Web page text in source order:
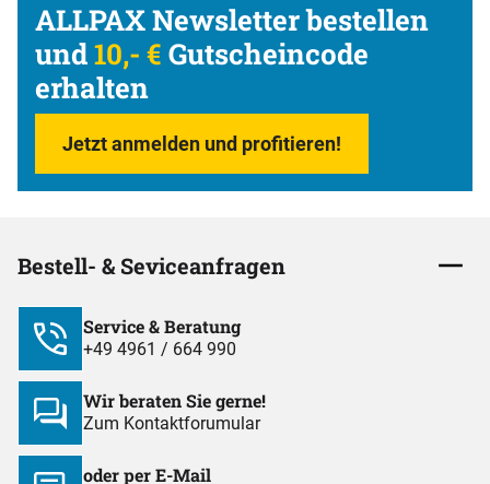
ALLPAX Newsletter bestellen
und10,- € Gutscheincode
erhalten
Jetzt anmelden und profitieren!
Bestell- & Seviceanfragen
Service & Beratung
+49 4961 / 664 990
Wir beraten Sie gerne!
Zum Kontaktforumular
oder per E-Mail